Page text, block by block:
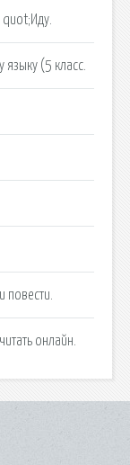
quot;Иду.
(5 класс.
повести.
онлайн.